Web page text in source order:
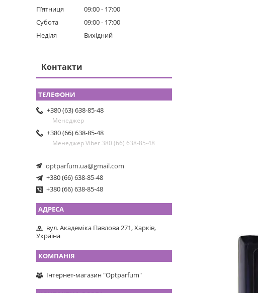
Пʼятниця
09:00
17:00
Субота
09:00
17:00
Неділя
Вихідний
Контакти
+380 (63) 638-85-48
Менеджер
+380 (66) 638-85-48
Менеджер Viber 380 (66) 638-85-48
optparfum.ua@gmail.com
+380 (66) 638-85-48
+380 (66) 638-85-48
вул. Академіка Павлова 271, Харків,
Україна
Інтернет-магазин "Optparfum"